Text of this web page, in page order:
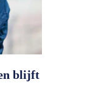
blijft